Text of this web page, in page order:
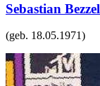
Sebastian Bezzel
(geb. 18.05.1971)